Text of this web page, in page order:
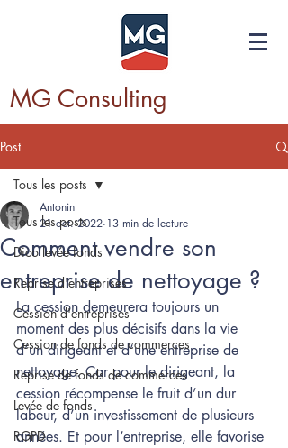
MG Consulting
Post
Tous les posts
Dico levée fonds
Reprise d'entreprises
Cession d'entreprises
Cession de fonds de commerces
Reprise de fonds de commerces
Levée de fonds
RGPD
Tous les posts
Comment vendre son
entreprise de nettoyage ?
Antonin
21 oct. 2022 13 min de lecture
La cession demeurera toujours un
moment des plus décisifs dans la vie
d’un dirigeant et d’une entreprise de
nettoyage. Car pour le dirigeant, la
cession récompense le fruit d’un dur
labeur, d’un investissement de plusieurs
années. Et pour l’entreprise, elle favorise